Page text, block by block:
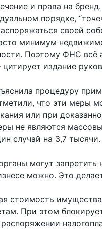
и права на
порядке,
своей
минимум
Поэтому ФНС
издание
процедуру
что эти меры
или при
не являются
случай на 3,7
могут
можно. Это
стоимость
При этом